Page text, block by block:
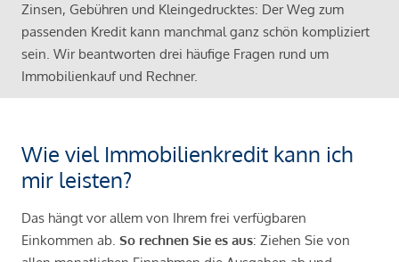
Zinsen, Gebühren und Kleingedrucktes: Der Weg zum
passenden Kredit kann manchmal ganz schön kompliziert
sein. Wir beantworten drei häufige Fragen rund um
Immobilienkauf und Rechner.
Wie viel Immobilienkredit kann ich
mir leisten?
Das hängt vor allem von Ihrem frei verfügbaren
Einkommen ab. So rechnen Sie es aus: Ziehen Sie von